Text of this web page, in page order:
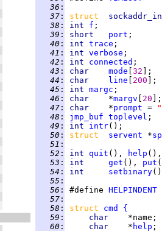
  36
:
  37
: struct
  38
: int f
  39
: short port
  40
: int trace
  41
: int verbose
  42
: int connected
  43
: char mode 32
  44
: char line 200
  45
: int margc
  46
: char *margv
20
  47
: char *prompt =
  48
: jmp_buf toplevel
  49
: int intr
  50
: struct servent *sp
  51
:
  52
: int quit (), help
  53
: int get (), put
  54
: int setbinary
  55
:
  56
: #define HELPINDENT
  57
:
  58
: struct cmd
{
  59
: char
  60
: char * help